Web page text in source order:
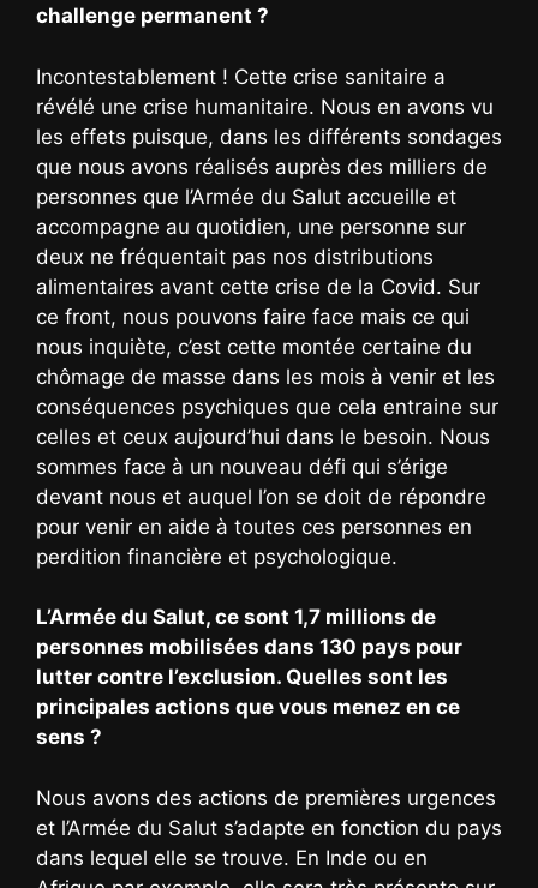
challenge permanent ?
Incontestablement ! Cette crise sanitaire a
révélé une crise humanitaire. Nous en avons vu
les effets puisque, dans les différents sondages
que nous avons réalisés auprès des milliers de
personnes que l’Armée du Salut accueille et
accompagne au quotidien, une personne sur
deux ne fréquentait pas nos distributions
alimentaires avant cette crise de la Covid. Sur
ce front, nous pouvons faire face mais ce qui
nous inquiète, c’est cette montée certaine du
chômage de masse dans les mois à venir et les
conséquences psychiques que cela entraine sur
celles et ceux aujourd’hui dans le besoin. Nous
sommes face à un nouveau défi qui s’érige
devant nous et auquel l’on se doit de répondre
pour venir en aide à toutes ces personnes en
perdition financière et psychologique.
L’Armée du Salut, ce sont 1,7 millions de
personnes mobilisées dans 130 pays pour
lutter contre l’exclusion. Quelles sont les
principales actions que vous menez en ce
sens ?
Nous avons des actions de premières urgences
et l’Armée du Salut s’adapte en fonction du pays
dans lequel elle se trouve. En Inde ou en